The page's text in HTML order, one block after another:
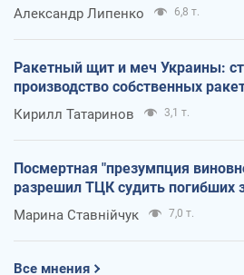
Александр Липенко 6,8 т.
Ракетный щит и меч Украины:
производство собственных
Кирилл Татаринов 3,1 т.
Посмертная "презумпция
разрешил ТЦК судить погибших
Марина Ставнійчук 7,0 т.
Все мнения